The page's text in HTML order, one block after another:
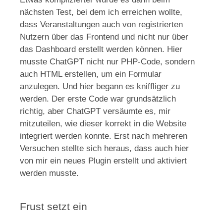
nächsten Test, bei dem ich erreichen wollte,
dass Veranstaltungen auch von registrierten
Nutzern über das Frontend und nicht nur über
das Dashboard erstellt werden können. Hier
musste ChatGPT nicht nur PHP-Code, sondern
auch HTML erstellen, um ein Formular
anzulegen. Und hier begann es kniffliger zu
werden. Der erste Code war grundsätzlich
richtig, aber ChatGPT versäumte es, mir
mitzuteilen, wie dieser korrekt in die Website
integriert werden konnte. Erst nach mehreren
Versuchen stellte sich heraus, dass auch hier
von mir ein neues Plugin erstellt und aktiviert
werden musste.
Frust setzt ein